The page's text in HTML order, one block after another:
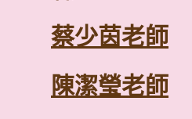
蔡少茵老師
幼稚園教育證書
陳潔瑩老師